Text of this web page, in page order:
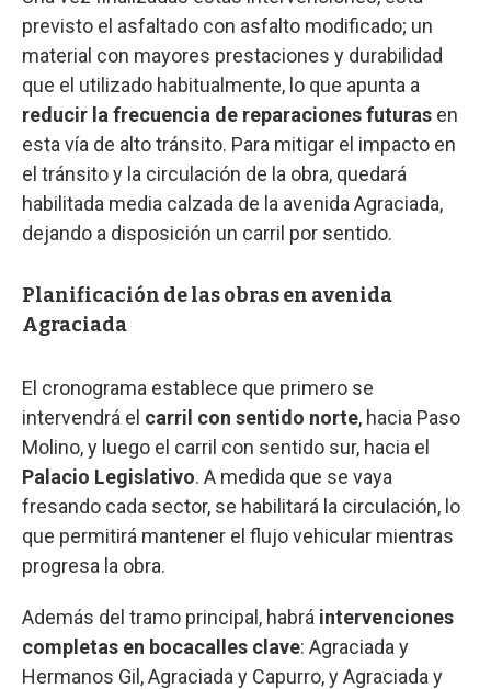
previsto el asfaltado con asfalto modificado; un
material con mayores prestaciones y durabilidad
que el utilizado habitualmente, lo que apunta a
reducir la frecuencia de reparaciones futuras en
esta vía de alto tránsito. Para mitigar el impacto en
el tránsito y la circulación de la obra, quedará
habilitada media calzada de la avenida Agraciada,
dejando a disposición un carril por sentido.
Planificación de las obras en avenida
Agraciada
El cronograma establece que primero se
intervendrá el carril con sentido norte, hacia Paso
Molino, y luego el carril con sentido sur, hacia el
Palacio Legislativo. A medida que se vaya
fresando cada sector, se habilitará la circulación, lo
que permitirá mantener el flujo vehicular mientras
progresa la obra.
Además del tramo principal, habrá intervenciones
completas en bocacalles clave: Agraciada y
Hermanos Gil, Agraciada y Capurro, y Agraciada y